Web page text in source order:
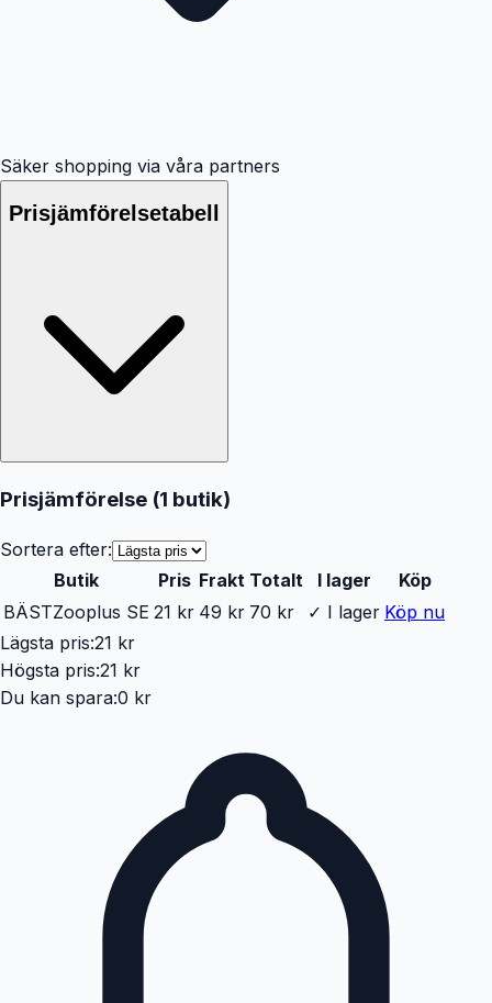
Säker shopping via våra partners
Prisjämförelsetabell
Prisjämförelse (1 butik)
Sortera efter:
Butik
Pris Frakt Totalt I lager
Köp
BÄSTZooplus SE 21 kr 49 kr 70 kr ✓ I lager Köp nu
Lägsta pris:21 kr
Högsta pris:21 kr
Du kan spara:0 kr